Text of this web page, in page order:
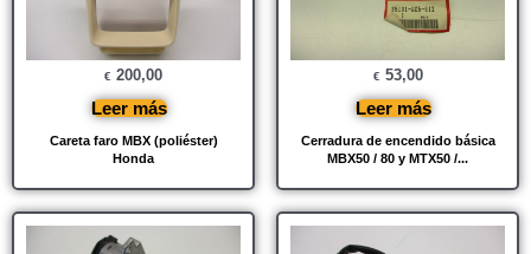
Careta faro MBX (poliéster)
Honda
€ 200,00
Leer más
Cerradura de encendido básica
MBX50 / 80 y MTX50 /...
€ 53,00
Leer más